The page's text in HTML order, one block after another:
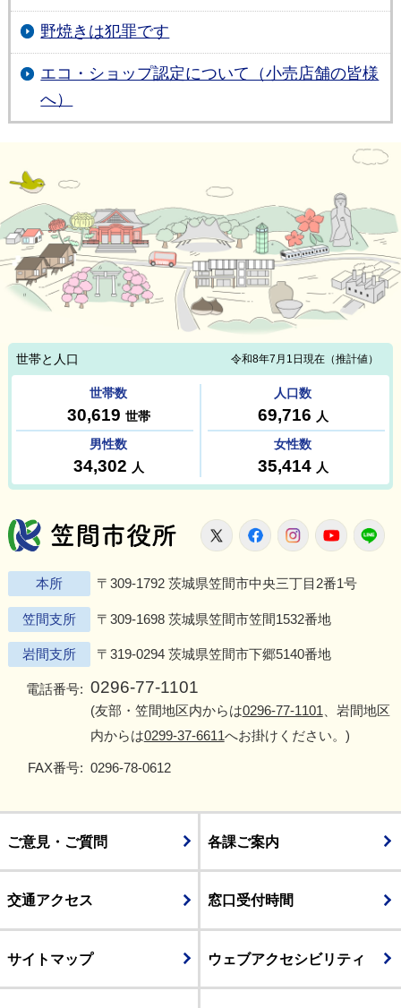
野焼きは犯罪です
エコ・ショップ認定について（小売店舗の皆様
へ）
笠間市役所
X FacebookInstagram
本所 〒309-1792 茨城県笠間市中央三丁目2番1号
笠間支所 〒309-1698 茨城県笠間市笠間1532番地
岩間支所 〒319-0294 茨城県笠間市下郷5140番地
電話番号: 0296-77-1101
(友部・笠間地区内からは0296-77-1101 、岩間地区
内からは0299-37-6611へお掛けください。)
FAX番号: 0296-78-0612
ご意見・ご質問 各課ご案内
交通アクセス 窓口受付時間
サイトマップ ウェブアクセシビリティ